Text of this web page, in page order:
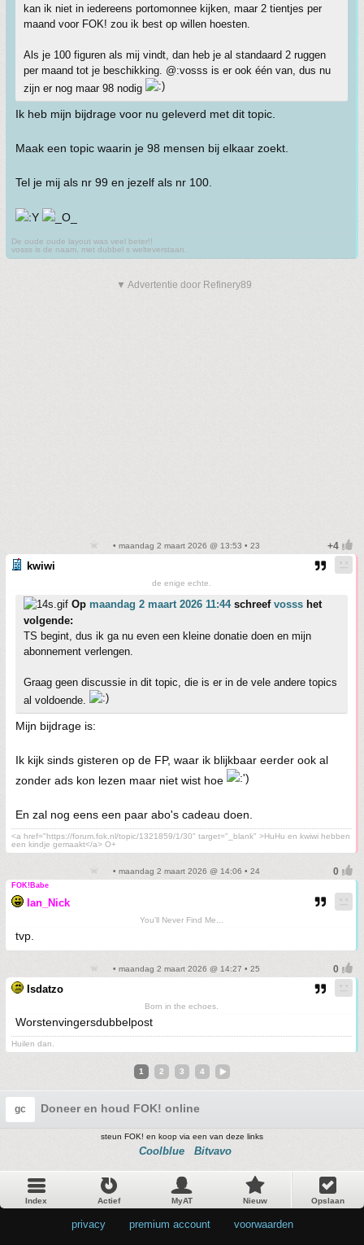
kan ik niet in iedereens portomonnee kijken, maar 2 tientjes per
maand voor FOK! zou ik best op willen hoesten.
Als je 100 figuren als mij vindt, dan heb je al standaard 2 ruggen
per maand tot je beschikking. @:vosss is er ook één van, dus nu
zijn er nog maar 98 nodig
Ik heb mijn bijdrage voor nu geleverd met dit topic.
Maak een topic waarin je 98 mensen bij elkaar zoekt.
Tel je mij als nr 99 en jezelf als nr 100.
De oude oude layout was veel beter!!
vosss is de naam, met dubbel s welteverstaan.
▼ Advertentie door Refinery89
• maandag 2 maart 2026 @ 13:53 • 23
kwiwi
de enige echte.
Op maandag 2 maart 2026 11:44schreef vosss het
volgende:
TS begint, dus ik ga nu even een kleine donatie doen en mijn
abonnement verlengen.
Graag geen discussie in dit topic, die is er in de vele andere topics
al voldoende.
Mijn bijdrage is:
Ik kijk sinds gisteren op de FP, waar ik blijkbaar eerder ook al
zonder ads kon lezen maar niet wist hoe
En zal nog eens een paar abo's cadeau doen.
<a href="https://forum.fok.nl/topic/1321859/1/30" target="_blank" >HuHu en kwiwi hebben
een kindje gemaakt</a> O+
• maandag 2 maart 2026 @ 14:06 • 24
FOK!Babe
Ian_Nick
You'll Never Find Me...
tvp.
• maandag 2 maart 2026 @ 14:27 • 25
Isdatzo
Born in the echoes.
Worstenvingersdubbelpost
Huilen dan.
1 2 3 4
gc Doneer en houd FOK! online
steun FOK! en koop via een van deze links
Coolblue Bitvavo
Index Actief MyAT Nieuw Opslaan
privacy premium account voorwaarden